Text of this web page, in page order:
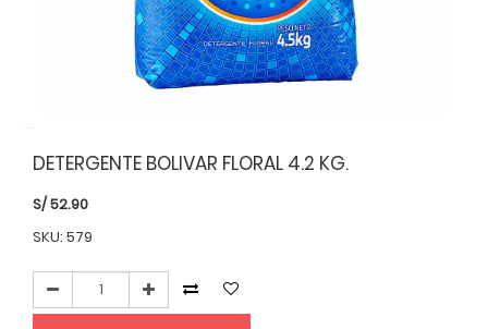
DETERGENTE BOLIVAR FLORAL 4.2 KG.
S/52.90
SKU: 579